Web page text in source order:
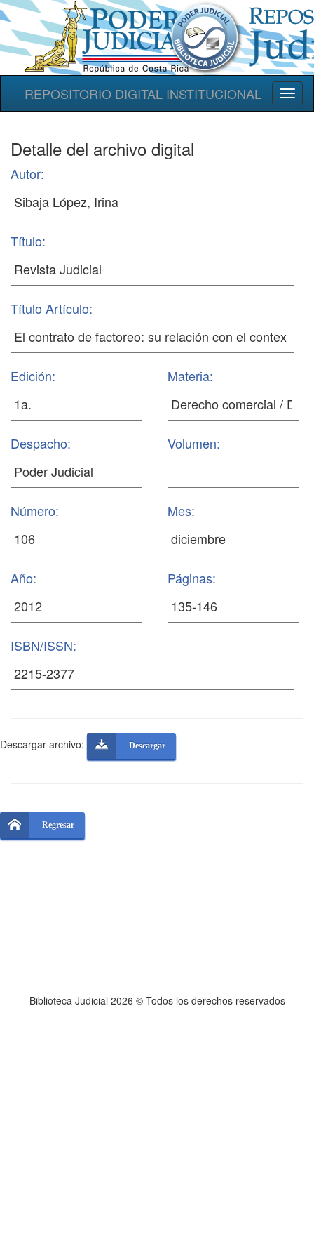
REPOSITORIO DIGITAL INSTITUCIONAL
Detalle del archivo digital
Autor:
Título:
Título Artículo:
Edición: Materia:
Despacho: Volumen:
Número: Mes:
Año: Páginas:
ISBN/ISSN:
Descargar archivo: Descargar
Regresar
Biblioteca Judicial 2026 © Todos los derechos reservados